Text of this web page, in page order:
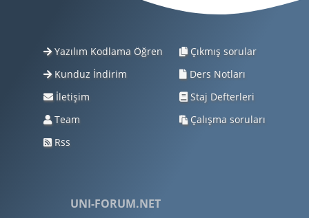
Yazılım Kodlama Öğren
Kunduz İndirim
İletişim
Team
Rss
Çıkmış sorular
Ders Notları
Staj Defterleri
Çalışma soruları
UNI-FORUM.NET